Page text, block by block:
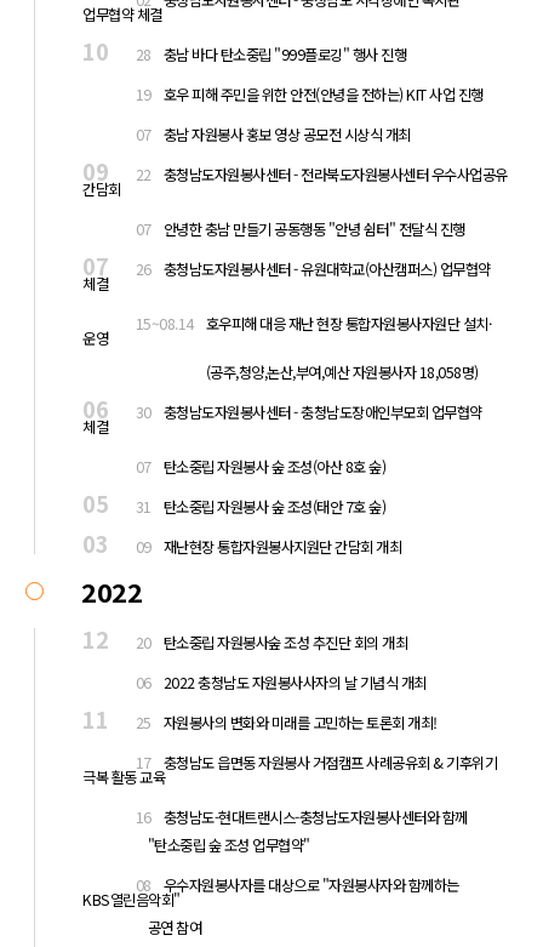
업무협약 체결
10 28 충남 바다 탄소중립 "999플로깅" 행사 진행
19 호우 피해 주민을 위한 안전(안녕을 전하는) KIT 사업 진행
07 충남 자원봉사 홍보 영상 공모전 시상식 개최
09 22 충청남도자원봉사센터 - 전라북도자원봉사센터 우수사업공유
간담회
07 안녕한 충남 만들기 공동행동 "안녕 쉼터" 전달식 진행
07 26 충청남도자원봉사센터 - 유원대학교(아산캠퍼스) 업무협약
체결
15~08.14 호우피해 대응 재난 현장 통합자원봉사자원단 설치·
운영
(공주,청양,논산,부여,예산 자원봉사자 18,058명)
06 30 충청남도자원봉사센터 - 충청남도장애인부모회 업무협약
체결
07 탄소중립 자원봉사 숲 조성(아산 8호 숲)
05 31 탄소중립 자원봉사 숲 조성(태안 7호 숲)
03 09 재난현장 통합자원봉사지원단 간담회 개최
2022
12 20 탄소중립 자원봉사숲 조성 추진단 회의 개최
06 2022 충청남도 자원봉사사자의 날 기념식 개최
11 25 자원봉사의 변화와 미래를 고민하는 토론회 개최!
17 충청남도 읍면동 자원봉사 거점캠프 사례공유회 & 기후위기
극복 활동 교육
16 충청남도-현대트랜시스-충청남도자원봉사센터와 함께
"탄소중립 숲 조성 업무협약"
08 우수자원봉사자를 대상으로 "자원봉사자와 함께하는
KBS열린음악회"
공연 참여